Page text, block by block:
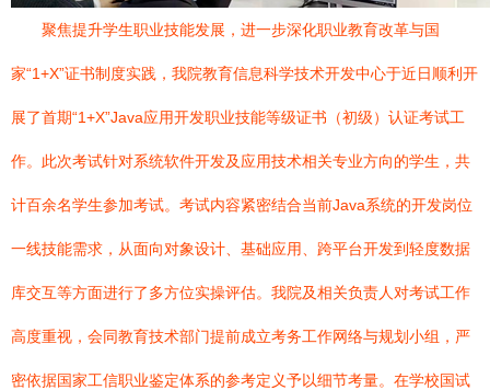
聚焦提升学生职业技能发展，进一步深化职业教育改革与国
家“1+X”证书制度实践，我院教育信息科学技术开发中心于近日顺利开
展了首期“1+X”Java应用开发职业技能等级证书（初级）认证考试工
作。此次考试针对系统软件开发及应用技术相关专业方向的学生，共
计百余名学生参加考试。考试内容紧密结合当前Java系统的开发岗位
一线技能需求，从面向对象设计、基础应用、跨平台开发到轻度数据
库交互等方面进行了多方位实操评估。我院及相关负责人对考试工作
高度重视，会同教育技术部门提前成立考务工作网络与规划小组，严
密依据国家工信职业鉴定体系的参考定义予以细节考量。在学校国试